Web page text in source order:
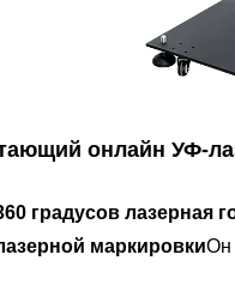
онлайн УФ-
градусов лазерная
маркировкиОн